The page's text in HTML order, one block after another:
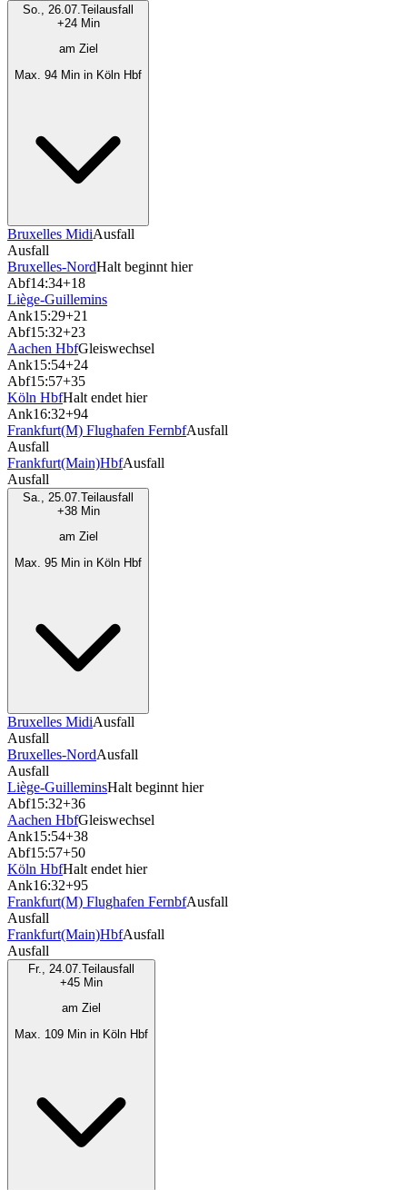
So., 26.07. Teilausfall
+24 Min
am Ziel
Max. 94 Min in Köln Hbf
Bruxelles MidiAusfall
Ausfall
Bruxelles-NordHalt beginnt hier
Abf14:34+18
Liège-Guillemins
Ank15:29+21
Abf15:32+23
Aachen HbfGleiswechsel
Ank15:54+24
Abf15:57+35
Köln HbfHalt endet hier
Ank16:32+94
Frankfurt(M) Flughafen FernbfAusfall
Ausfall
Frankfurt(Main)HbfAusfall
Ausfall
Sa., 25.07. Teilausfall
+38 Min
am Ziel
Max. 95 Min in Köln Hbf
Bruxelles MidiAusfall
Ausfall
Bruxelles-NordAusfall
Ausfall
Liège-GuilleminsHalt beginnt hier
Abf15:32+36
Aachen HbfGleiswechsel
Ank15:54+38
Abf15:57+50
Köln HbfHalt endet hier
Ank16:32+95
Frankfurt(M) Flughafen FernbfAusfall
Ausfall
Frankfurt(Main)HbfAusfall
Ausfall
Fr., 24.07. Teilausfall
+45 Min
am Ziel
Max. 109 Min in Köln Hbf